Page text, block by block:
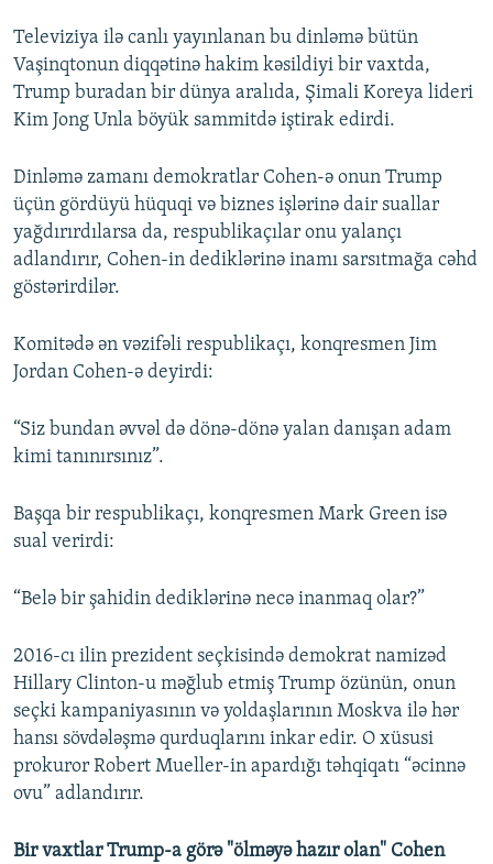
Televiziya ilə canlı yayınlanan bu dinləmə bütün
Vaşinqtonun diqqətinə hakim kəsildiyi bir vaxtda,
Trump buradan bir dünya aralıda, Şimali Koreya lideri
Kim Jong Unla böyük sammitdə iştirak edirdi.
Dinləmə zamanı demokratlar Cohen-ə onun Trump
üçün gördüyü hüquqi və biznes işlərinə dair suallar
yağdırırdılarsa da, respublikaçılar onu yalançı
adlandırır, Cohen-in dediklərinə inamı sarsıtmağa cəhd
göstərirdilər.
Komitədə ən vəzifəli respublikaçı, konqresmen Jim
Jordan Cohen-ə deyirdi:
“Siz bundan əvvəl də dönə-dönə yalan danışan adam
kimi tanınırsınız”.
Başqa bir respublikaçı, konqresmen Mark Green isə
sual verirdi:
“Belə bir şahidin dediklərinə necə inanmaq olar?”
2016-cı ilin prezident seçkisində demokrat namizəd
Hillary Clinton-u məğlub etmiş Trump özünün, onun
seçki kampaniyasının və yoldaşlarının Moskva ilə hər
hansı sövdələşmə qurduqlarını inkar edir. O xüsusi
prokuror Robert Mueller-in apardığı təhqiqatı “əcinnə
ovu” adlandırır.
Bir vaxtlar Trump-a görə "ölməyə hazır olan" Cohen